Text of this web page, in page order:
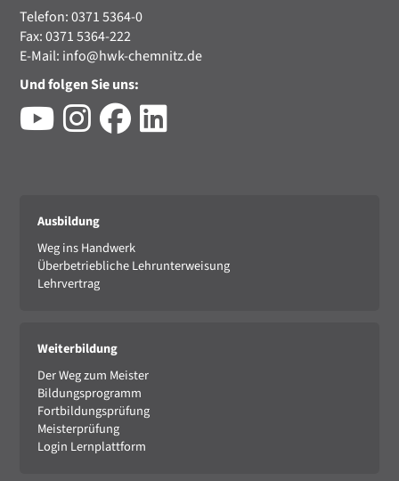
Telefon: 0371 5364-0
Fax: 0371 5364-222
E-Mail: info@hwk-chemnitz.de
Und folgen Sie uns:
Ausbildung
Weg ins Handwerk
Überbetriebliche Lehrunterweisung
Lehrvertrag
Weiterbildung
Der Weg zum Meister
Bildungsprogramm
Fortbildungsprüfung
Meisterprüfung
Login Lernplattform